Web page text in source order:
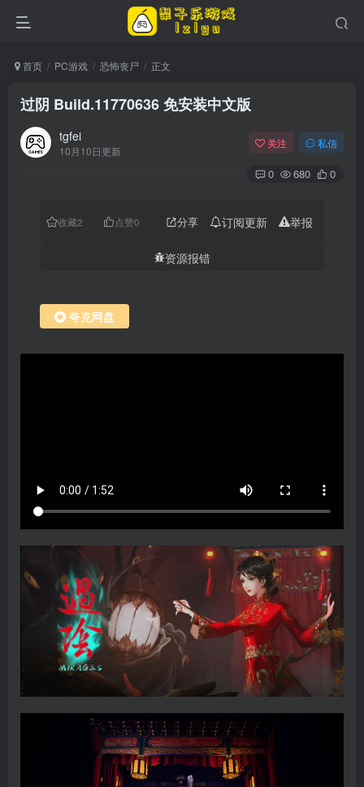
首页 PC游戏 恐怖丧尸 正文
过阴 Build.11770636 免安装中文版
tgfei
10月10日更新
关注 私信
0 680 0
收藏2 点赞0 分享 订阅更新 举报
资源报错
夸克网盘